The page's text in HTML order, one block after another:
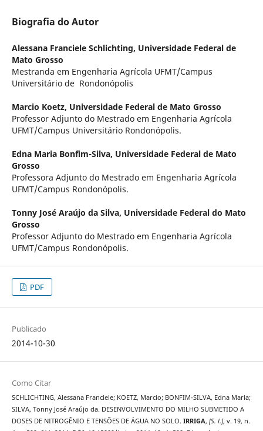
Biografia do Autor
Alessana Franciele Schlichting, Universidade Federal de
Mato Grosso
Mestranda em Engenharia Agrícola UFMT/Campus
Universitário de Rondonópolis
Marcio Koetz, Universidade Federal de Mato Grosso
Professor Adjunto do Mestrado em Engenharia Agrícola
UFMT/Campus Universitário Rondonópolis.
Edna Maria Bonfim-Silva, Universidade Federal de Mato
Grosso
Professora Adjunto do Mestrado em Engenharia Agrícola
UFMT/Campus Rondonópolis.
Tonny José Araújo da Silva, Universidade Federal do Mato
Grosso
Professor Adjunto do Mestrado em Engenharia Agrícola
UFMT/Campus Rondonópolis.
PDF
Publicado
2014-10-30
Como Citar
SCHLICHTING, Alessana Franciele; KOETZ, Marcio; BONFIM-SILVA, Edna Maria;
SILVA, Tonny José Araújo da. DESENVOLVIMENTO DO MILHO SUBMETIDO A
DOSES DE NITROGÊNIO E TENSÕES DE ÁGUA NO SOLO. IRRIGA, [S. l.], v. 19, n.